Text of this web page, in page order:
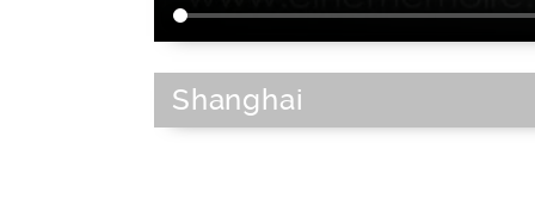
Shanghai